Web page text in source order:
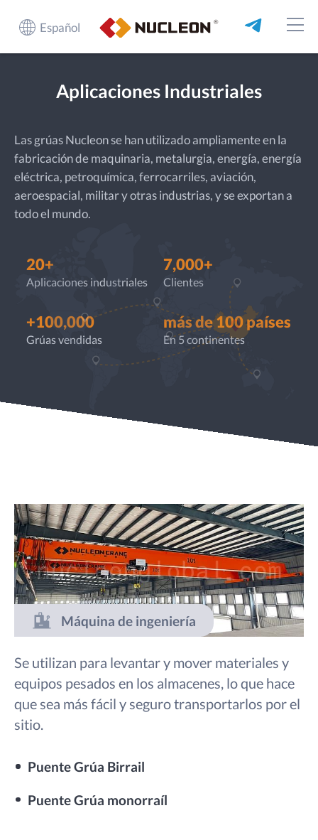
Español
Aplicaciones Industriales
Las grúas Nucleon se han utilizado ampliamente en la
fabricación de maquinaria, metalurgia, energía, energía
eléctrica, petroquímica, ferrocarriles, aviación,
aeroespacial, militar y otras industrias, y se exportan a
todo el mundo.
20+
Aplicaciones industriales
7,000+
Clientes
+100,000
Grúas vendidas
más de 100 países
En 5 continentes
Máquina de ingeniería
Se utilizan para levantar y mover materiales y
equipos pesados en los almacenes, lo que hace
que sea más fácil y seguro transportarlos por el
sitio.
Puente Grúa Birrail
Puente Grúa monorraíl